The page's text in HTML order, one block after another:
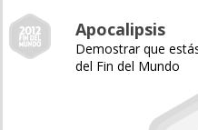
Apocalipsis
Demostrar que
del Fin del Mundo